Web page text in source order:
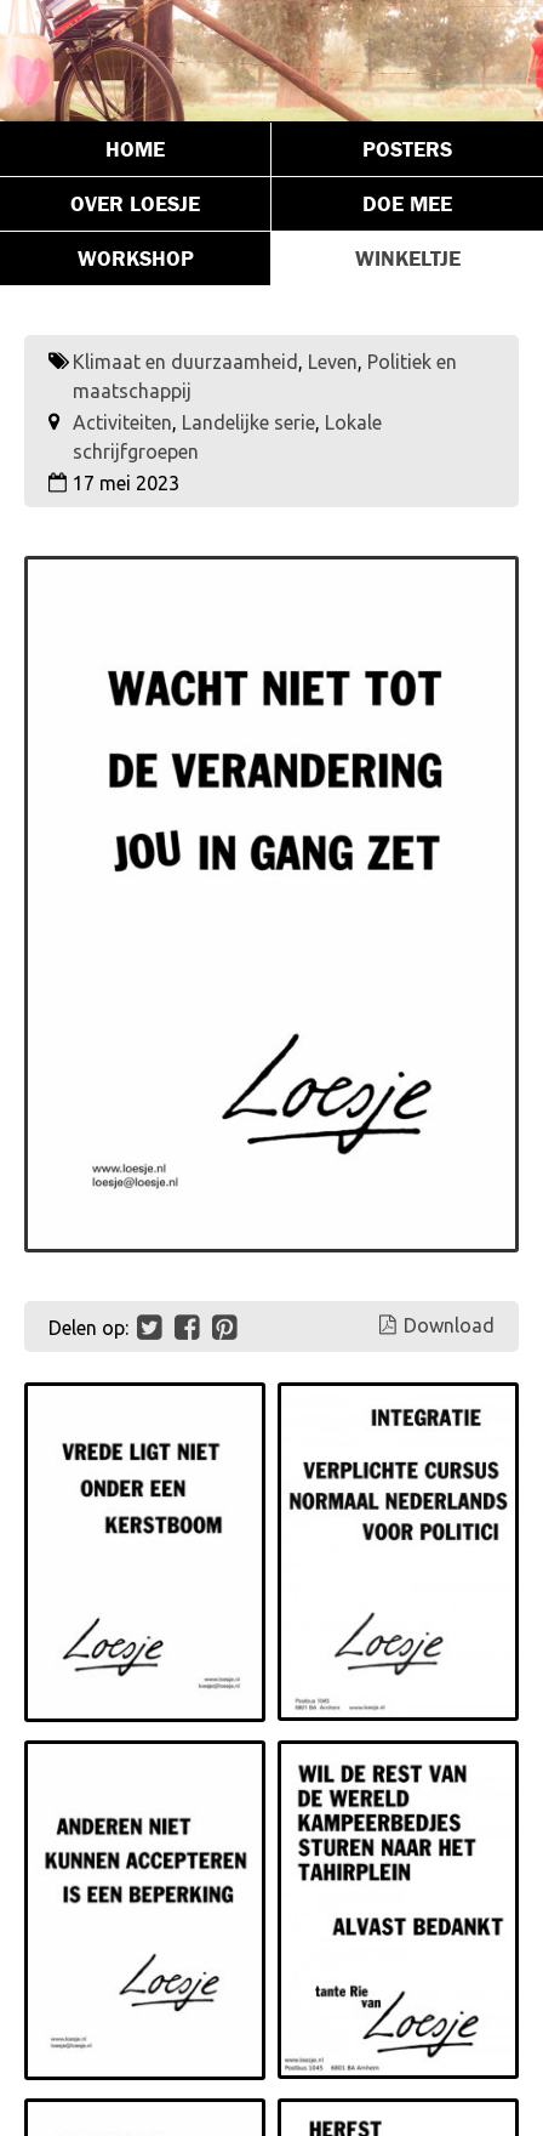
HOME POSTERS
OVER LOESJE DOE MEE
WORKSHOP WINKELTJE
Klimaat en duurzaamheid , Leven, Politiek en
maatschappij
Activiteiten, Landelijke serie, Lokale
schrijfgroepen
17 mei 2023
Delen op: Download